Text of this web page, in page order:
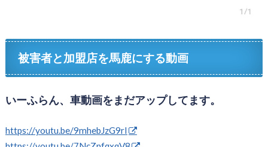
被害者と加盟店を馬鹿にする動画
いーふらん、車動画をまだアップしてます。
https://youtu.be/9mhebJzG9rI